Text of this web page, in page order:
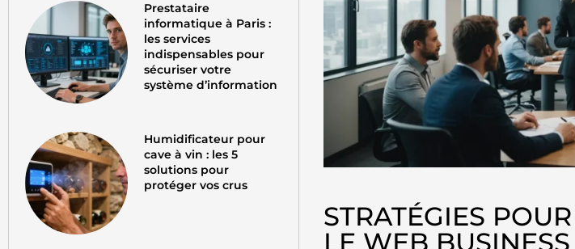
Prestataire
informatique à Paris :
les services
indispensables pour
sécuriser votre
système d’information
Humidificateur pour
cave à vin : les 5
solutions pour
protéger vos crus
STRATÉGIES
LE WEB